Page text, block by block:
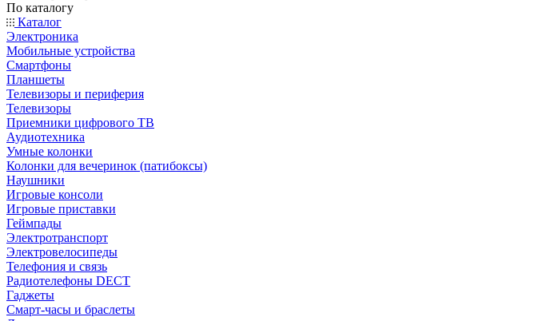
По каталогу
Каталог
Электроника
Мобильные устройства
Смартфоны
Планшеты
Телевизоры и периферия
Телевизоры
Приемники цифрового ТВ
Аудиотехника
Умные колонки
Колонки для вечеринок (патибоксы)
Наушники
Игровые консоли
Игровые приставки
Геймпады
Электротранспорт
Электровелосипеды
Телефония и связь
Радиотелефоны DECT
Гаджеты
Смарт-часы и браслеты